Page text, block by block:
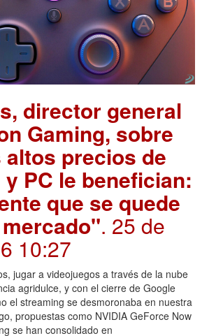
director general
Gaming, sobre
precios de
PC le benefician:
que se quede
. 25 de
10:27
jugar a videojuegos a través de la nube
agridulce, y con el cierre de Google
el streaming se desmoronaba en nuestra
propuestas como NVIDIA GeForce Now
se han consolidado en